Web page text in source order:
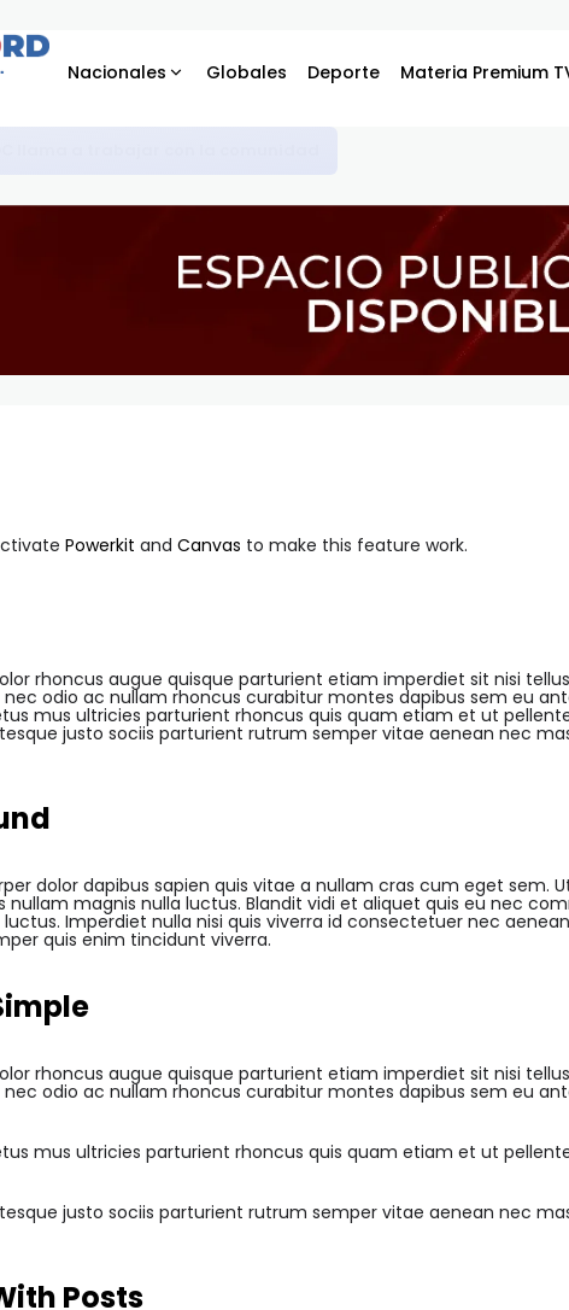
Nacionales Globales Deporte Materia Premium
Powerkit and Canvas to make this feature work.
rhoncus augue quisque parturient etiam imperdiet sit nisi
odio ac nullam rhoncus curabitur montes dapibus sem eu
mus ultricies parturient rhoncus quis quam etiam et ut
justo sociis parturient rutrum semper vitae aenean nec
dolor dapibus sapien quis vitae a nullam cras cum eget sem.
magnis nulla luctus. Blandit vidi et aliquet quis eu nec
Imperdiet nulla nisi quis viverra id consectetuer nec
quis enim tincidunt viverra.
rhoncus augue quisque parturient etiam imperdiet sit nisi
odio ac nullam rhoncus curabitur montes dapibus sem eu
mus ultricies parturient rhoncus quis quam etiam et ut
justo sociis parturient rutrum semper vitae aenean nec
Posts